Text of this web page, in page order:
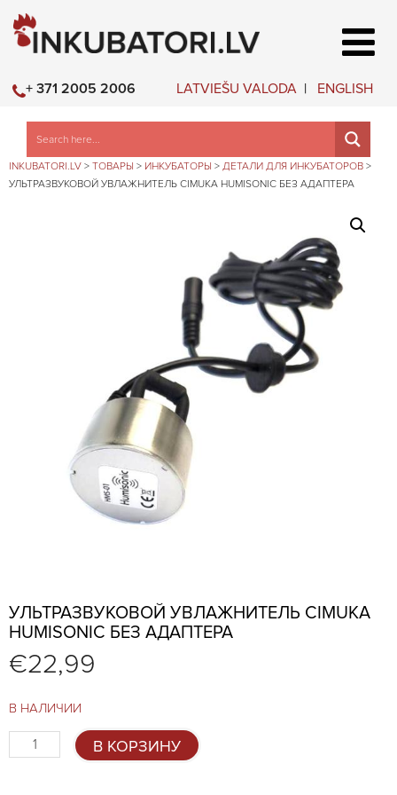
LATVIEŠU VALODA ENGLISH
+ 371 2005 2006
INKUBATORI.LV > ТОВАРЫ > ИНКУБАТОРЫ > ДЕТАЛИ ДЛЯ ИНКУБАТОРОВ >
УЛЬТРАЗВУКОВОЙ УВЛАЖНИТЕЛЬ CIMUKA HUMISONIC БЕЗ АДАПТЕРА
УЛЬТРАЗВУКОВОЙ УВЛАЖНИТЕЛЬ CIMUKA
HUMISONIC БЕЗ АДАПТЕРА
€22,99
В НАЛИЧИИ
Количество
товара
В КОРЗИНУ